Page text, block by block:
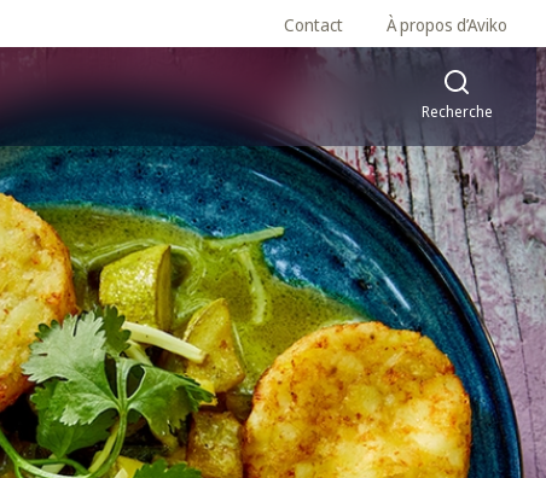
Contact À propos d’Aviko
Recherche